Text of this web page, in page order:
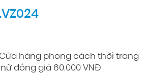
Cửa hàng phong cách thời trang
đồng giá 60.000 VNĐ